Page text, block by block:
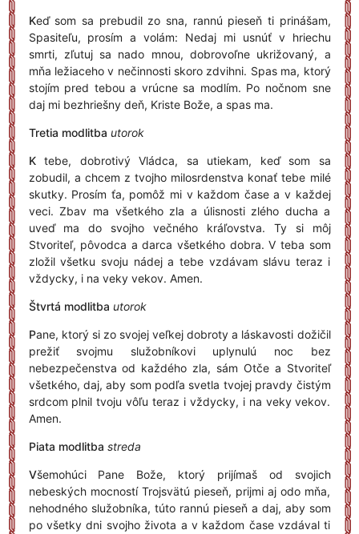
Keď som sa prebudil zo sna, rannú pieseň ti prinášam,
Spasiteľu, prosím a volám: Nedaj mi usnúť v hriechu
smrti, zľutuj sa nado mnou, dobrovoľne ukrižovaný, a
mňa ležiaceho v nečinnosti skoro zdvihni. Spas ma, ktorý
stojím pred tebou a vrúcne sa modlím. Po nočnom sne
daj mi bezhriešny deň, Kriste Bože, a spas ma.
Tretia modlitba utorok
Ktebe, dobrotivý Vládca, sa utiekam, keď som sa
zobudil, a chcem z tvojho milosrdenstva konať tebe milé
skutky. Prosím ťa, pomôž mi v každom čase a v každej
veci. Zbav ma všetkého zla a úlisnosti zlého ducha a
uveď ma do svojho večného kráľovstva. Ty si môj
Stvoriteľ, pôvodca a darca všetkého dobra. V teba som
zložil všetku svoju nádej a tebe vzdávam slávu teraz i
vždycky, i na veky vekov. Amen.
Štvrtá modlitba utorok
Pane, ktorý si zo svojej veľkej dobroty a láskavosti dožičil
prežiť svojmu služobníkovi uplynulú noc bez
nebezpečenstva od každého zla, sám Otče a Stvoriteľ
všetkého, daj, aby som podľa svetla tvojej pravdy čistým
srdcom plnil tvoju vôľu teraz i vždycky, i na veky vekov.
Amen.
Piata modlitba streda
Všemohúci Pane Bože, ktorý prijímaš od svojich
nebeských mocností Trojsvätú pieseň, prijmi aj odo mňa,
nehodného služobníka, túto rannú pieseň a daj, aby som
po všetky dni svojho života a v každom čase vzdával ti